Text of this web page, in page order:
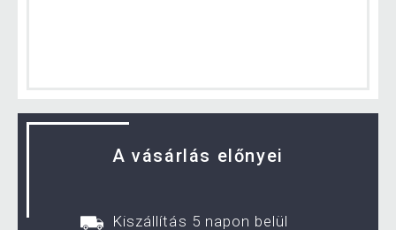
A vásárlás előnyei
Kiszállítás 5 napon belül